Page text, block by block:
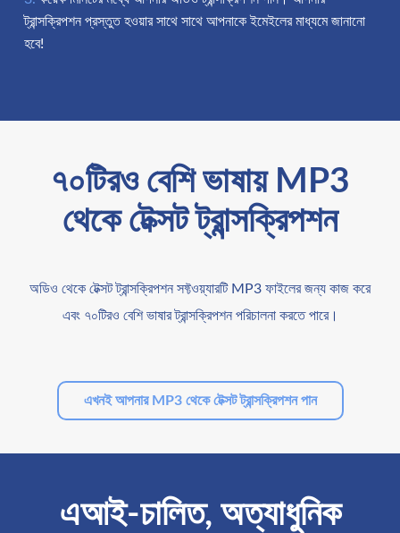
ট্রান্সক্রিপশন প্রস্তুত হওয়ার সাথে সাথে আপনাকে ইমেইলের মাধ্যমে জানানো
হবে!
৭০টিরও বেশি ভাষায় MP3
থেকে টেক্সট ট্রান্সক্রিপশন
অডিও থেকে টেক্সট ট্রান্সক্রিপশন সফ্টওয়্যারটি MP3 ফাইলের জন্য কাজ করে
এবং ৭০টিরও বেশি ভাষার ট্রান্সক্রিপশন পরিচালনা করতে পারে।
এখনই আপনার MP3 থেকে টেক্সট ট্রান্সক্রিপশন পান
এআই-চালিত, অত্যাধুনিক